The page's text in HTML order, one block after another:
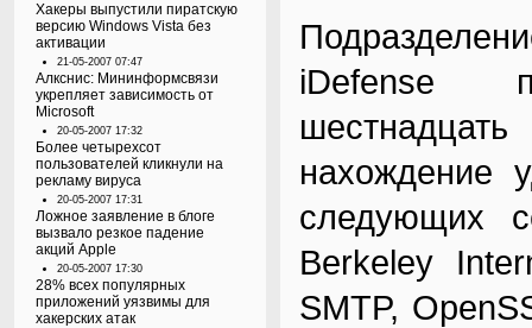
Хакеры выпустили пиратскую
версию Windows Vista без
активации
21-05-2007 07:47
Алкснис: Мининформсвязи
укрепляет зависимость от
Microsoft
20-05-2007 17:32
Более четырехсот
пользователей кликнули на
рекламу вируса
20-05-2007 17:31
Ложное заявление в блоге
вызвало резкое падение
акций Apple
20-05-2007 17:30
28% всех популярных
приложений уязвимы для
хакерских атак
iDefense
нахождение
следующих
Berkeley
SMTP,